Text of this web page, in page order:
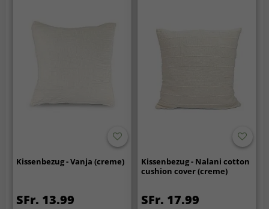
Kissenbezug - Vanja (creme)
SFr. 13.99
Kissenbezug - Nalani cotton
cushion cover (creme)
SFr. 17.99